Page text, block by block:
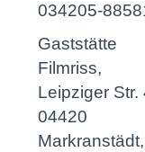
034205-
Gaststätte
Filmriss,
Leipziger Str.
04420
Markranstädt,